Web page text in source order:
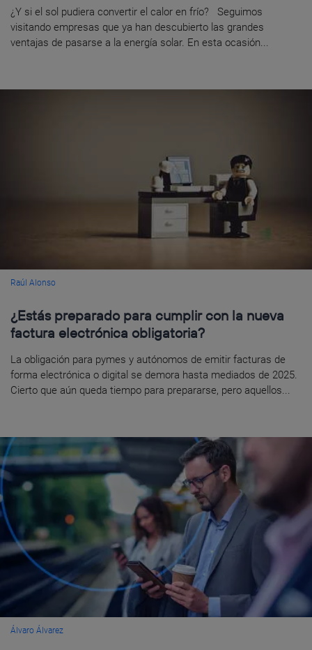
¿Y si el sol pudiera convertir el calor en frío? Seguimos
visitando empresas que ya han descubierto las grandes
ventajas de pasarse a la energía solar. En esta ocasión...
Raúl Alonso
¿Estás preparado para cumplir con la nueva
factura electrónica obligatoria?
La obligación para pymes y autónomos de emitir facturas de
forma electrónica o digital se demora hasta mediados de 2025.
Cierto que aún queda tiempo para prepararse, pero aquellos...
Álvaro Álvarez